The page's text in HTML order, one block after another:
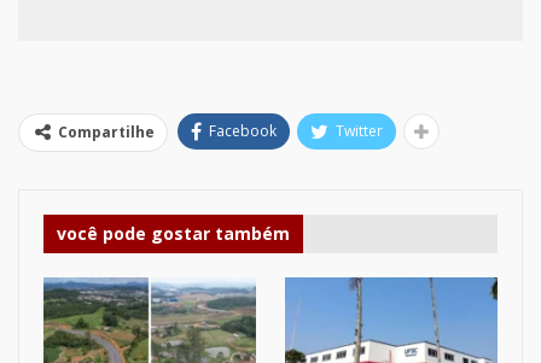
Compartilhe Facebook Twitter
você pode gostar também